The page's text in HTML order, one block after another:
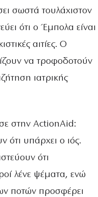
σωστά τουλάχιστον
ότι ο Έμπολα είναι
αιτίες. Ο
να τροφοδοτούν
ιατρικής
στην ActionAid:
ότι υπάρχει ο ιός.
ότι
λένε ψέματα, ενώ
ποτών προσφέρει